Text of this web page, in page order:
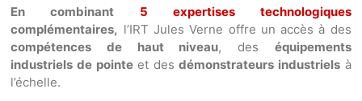
En combinant 5 expertises technologiques
complémentaires, l’IRT Jules Verne offre un accès à des
compétences de haut niveau, des équipements
industriels de pointeet desdémonstrateurs industriels à
l’échelle.